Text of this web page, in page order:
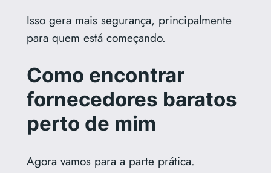
Isso gera mais segurança, principalmente
para quem está começando.
Como encontrar
fornecedores baratos
perto de mim
Agora vamos para a parte prática.